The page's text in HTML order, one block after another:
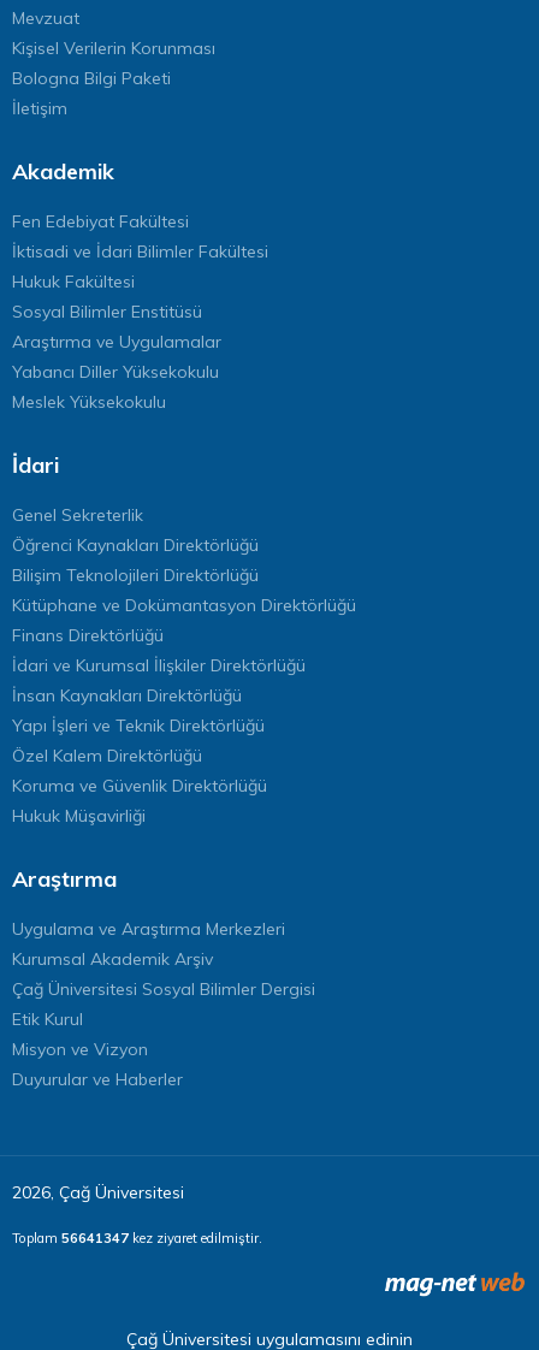
Mevzuat
Kişisel Verilerin Korunması
Bologna Bilgi Paketi
İletişim
Akademik
Fen Edebiyat Fakültesi
İktisadi ve İdari Bilimler Fakültesi
Hukuk Fakültesi
Sosyal Bilimler Enstitüsü
Araştırma ve Uygulamalar
Yabancı Diller Yüksekokulu
Meslek Yüksekokulu
İdari
Genel Sekreterlik
Öğrenci Kaynakları Direktörlüğü
Bilişim Teknolojileri Direktörlüğü
Kütüphane ve Dokümantasyon Direktörlüğü
Finans Direktörlüğü
İdari ve Kurumsal İlişkiler Direktörlüğü
İnsan Kaynakları Direktörlüğü
Yapı İşleri ve Teknik Direktörlüğü
Özel Kalem Direktörlüğü
Koruma ve Güvenlik Direktörlüğü
Hukuk Müşavirliği
Araştırma
Uygulama ve Araştırma Merkezleri
Kurumsal Akademik Arşiv
Çağ Üniversitesi Sosyal Bilimler Dergisi
Etik Kurul
Misyon ve Vizyon
Duyurular ve Haberler
2026, Çağ Üniversitesi
Toplam 56641347 kez ziyaret edilmiştir.
Çağ Üniversitesi uygulamasını edinin